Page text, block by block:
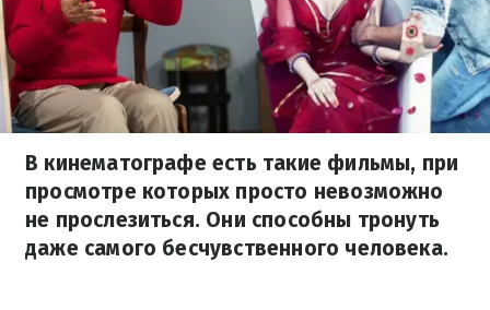
В кинематографе есть такие фильмы, при
просмотре которых просто невозможно
не прослезиться. Они способны тронуть
даже самого бесчувственного человека.